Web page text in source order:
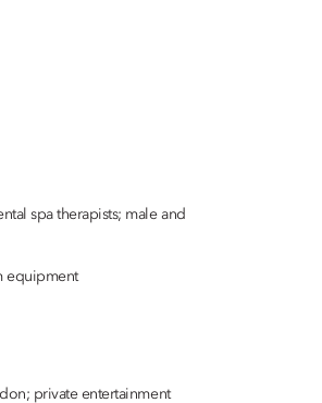
spa therapists; male and
equipment
private entertainment